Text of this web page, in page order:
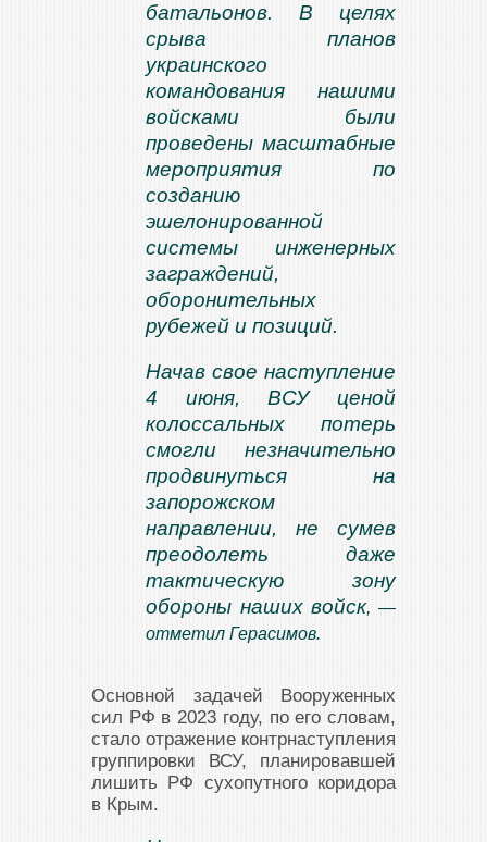
батальонов. В целях
срыва планов
украинского
командования нашими
войсками были
проведены масштабные
мероприятия по
созданию
эшелонированной
системы инженерных
заграждений,
оборонительных
рубежей и позиций.
Начав свое наступление
4 июня, ВСУ ценой
колоссальных потерь
смогли незначительно
продвинуться на
запорожском
направлении, не сумев
преодолеть даже
тактическую зону
обороны наших войск, —
отметил Герасимов.
Основной задачей Вооруженных
сил РФ в 2023 году, по его словам,
стало отражение контрнаступления
группировки ВСУ, планировавшей
лишить РФ сухопутного коридора
в Крым.